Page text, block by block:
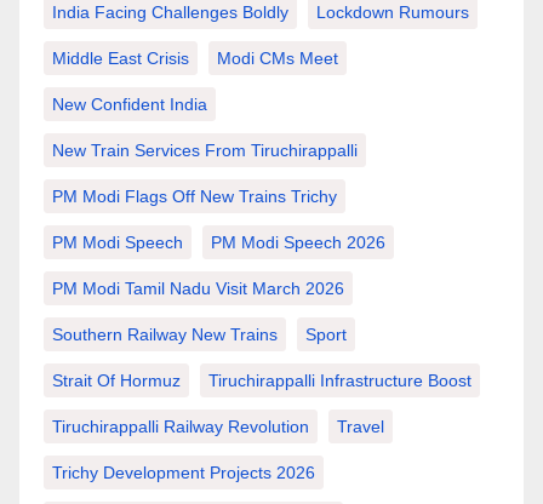
India Facing Challenges Boldly Lockdown Rumours
Middle East Crisis Modi CMs Meet
New Confident India
New Train Services From Tiruchirappalli
PM Modi Flags Off New Trains Trichy
PM Modi Speech PM Modi Speech 2026
PM Modi Tamil Nadu Visit March 2026
Southern Railway New Trains Sport
Strait Of Hormuz Tiruchirappalli Infrastructure Boost
Tiruchirappalli Railway Revolution Travel
Trichy Development Projects 2026